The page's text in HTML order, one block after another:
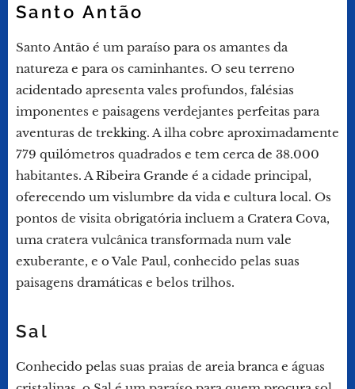
Santo Antão
Santo Antão é um paraíso para os amantes da
natureza e para os caminhantes. O seu terreno
acidentado apresenta vales profundos, falésias
imponentes e paisagens verdejantes perfeitas para
aventuras de trekking. A ilha cobre aproximadamente
779 quilómetros quadrados e tem cerca de 38.000
habitantes. A Ribeira Grande é a cidade principal,
oferecendo um vislumbre da vida e cultura local. Os
pontos de visita obrigatória incluem a Cratera Cova,
uma cratera vulcânica transformada num vale
exuberante, e o Vale Paul, conhecido pelas suas
paisagens dramáticas e belos trilhos.
Sal
Conhecido pelas suas praias de areia branca e águas